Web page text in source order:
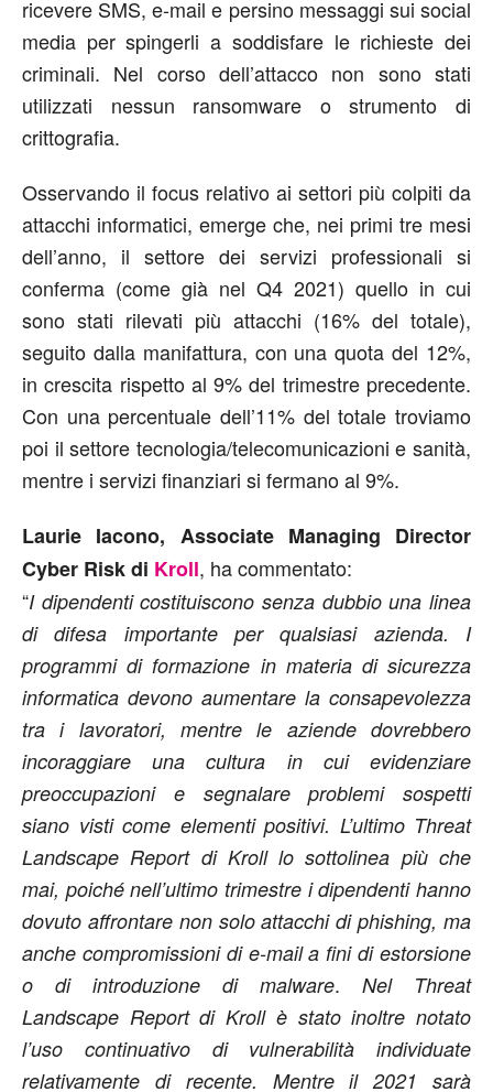
ricevere SMS, e-mail e persino messaggi sui social
media per spingerli a soddisfare le richieste dei
criminali. Nel corso dell’attacco non sono stati
utilizzati nessun ransomware o strumento di
crittografia.
Osservando il focus relativo ai settori più colpiti da
attacchi informatici, emerge che, nei primi tre mesi
dell’anno, il settore dei servizi professionali si
conferma (come già nel Q4 2021) quello in cui
sono stati rilevati più attacchi (16% del totale),
seguito dalla manifattura, con una quota del 12%,
in crescita rispetto al 9% del trimestre precedente.
Con una percentuale dell’11% del totale troviamo
poi il settore tecnologia/telecomunicazioni e sanità,
mentre i servizi finanziari si fermano al 9%.
Laurie Iacono, Associate Managing Director
Cyber Risk di Kroll, ha commentato:
“I dipendenti costituiscono senza dubbio una linea
di difesa importante per qualsiasi azienda. I
programmi di formazione in materia di sicurezza
informatica devono aumentare la consapevolezza
tra i lavoratori, mentre le aziende dovrebbero
incoraggiare una cultura in cui evidenziare
preoccupazioni e segnalare problemi sospetti
siano visti come elementi positivi. L’ultimo Threat
Landscape Report di Kroll lo sottolinea più che
mai, poiché nell’ultimo trimestre i dipendenti hanno
dovuto affrontare non solo attacchi di phishing, ma
anche compromissioni di e-mail a fini di estorsione
o di introduzione di malware. Nel Threat
Landscape Report di Kroll è stato inoltre notato
l’uso continuativo di vulnerabilità individuate
relativamente di recente. Mentre il 2021 sarà